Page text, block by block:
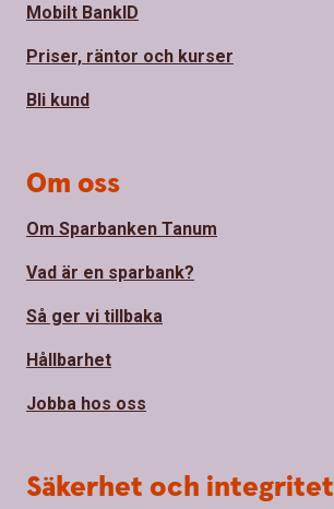
Mobilt BankID
Priser, räntor och kurser
Bli kund
Om oss
Om Sparbanken Tanum
Vad är en sparbank?
Så ger vi tillbaka
Hållbarhet
Jobba hos oss
Säkerhet och integritet